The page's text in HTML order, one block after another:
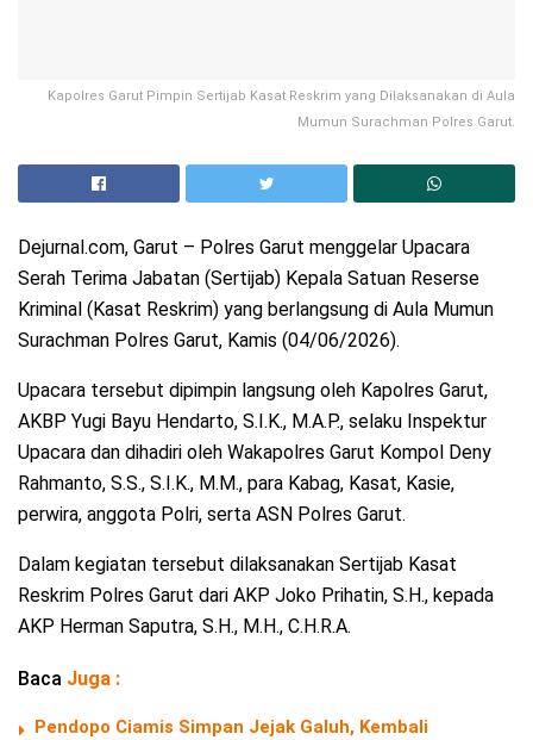
Kapolres Garut Pimpin Sertijab Kasat Reskrim yang Dilaksanakan di Aula
Mumun Surachman Polres Garut.
Dejurnal.com, Garut – Polres Garut menggelar Upacara
Serah Terima Jabatan (Sertijab) Kepala Satuan Reserse
Kriminal (Kasat Reskrim) yang berlangsung di Aula Mumun
Surachman Polres Garut, Kamis (04/06/2026).
Upacara tersebut dipimpin langsung oleh Kapolres Garut,
AKBP Yugi Bayu Hendarto, S.I.K., M.A.P., selaku Inspektur
Upacara dan dihadiri oleh Wakapolres Garut Kompol Deny
Rahmanto, S.S., S.I.K., M.M., para Kabag, Kasat, Kasie,
perwira, anggota Polri, serta ASN Polres Garut.
Dalam kegiatan tersebut dilaksanakan Sertijab Kasat
Reskrim Polres Garut dari AKP Joko Prihatin, S.H., kepada
AKP Herman Saputra, S.H., M.H., C.H.R.A.
Baca Juga :
Pendopo Ciamis Simpan Jejak Galuh, Kembali